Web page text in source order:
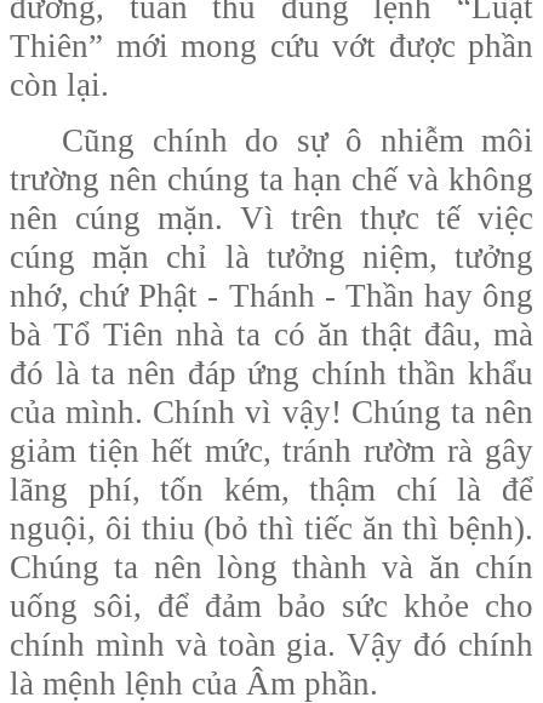
Thiên” mới mong cứu vớt được phần
còn lại.
Cũng chính do sự ô nhiễm môi
trường nên chúng ta hạn chế và không
nên cúng mặn. Vì trên thực tế việc
cúng mặn chỉ là tưởng niệm, tưởng
nhớ, chứ Phật - Thánh - Thần hay ông
bà Tổ Tiên nhà ta có ăn thật đâu, mà
đó là ta nên đáp ứng chính thần khẩu
của mình. Chính vì vậy! Chúng ta nên
giảm tiện hết mức, tránh rườm rà gây
lãng phí, tốn kém, thậm chí là để
nguội, ôi thiu (bỏ thì tiếc ăn thì bệnh).
Chúng ta nên lòng thành và ăn chín
uống sôi, để đảm bảo sức khỏe cho
chính mình và toàn gia. Vậy đó chính
là mệnh lệnh của Âm phần.